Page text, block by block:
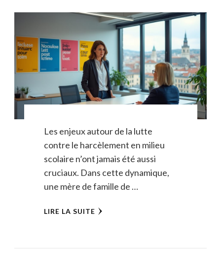
Les enjeux autour de la lutte
contre le harcèlement en milieu
scolaire n’ont jamais été aussi
cruciaux. Dans cette dynamique,
une mère de famille de …
LIRE LA SUITE